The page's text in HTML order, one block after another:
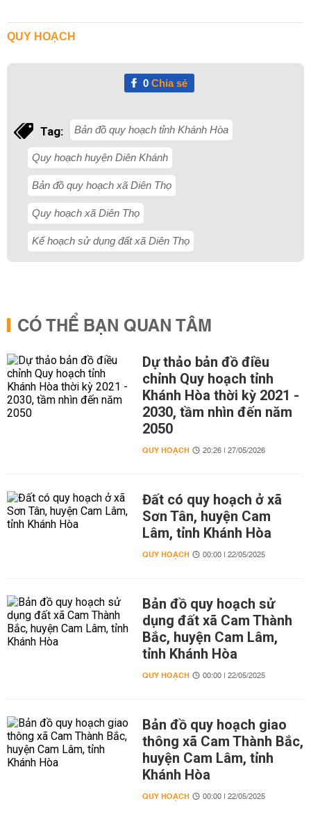
QUY HOẠCH
0Chia sẻ
Tag: Bản đồ quy hoạch tỉnh Khánh Hòa
Quy hoạch huyện Diên Khánh
Bản đồ quy hoạch xã Diên Thọ
Quy hoạch xã Diên Thọ
Kế hoạch sử dụng đất xã Diên Thọ
CÓ THỂ BẠN QUAN TÂM
Dự thảo bản đồ điều
chỉnh Quy hoạch tỉnh
Khánh Hòa thời kỳ 2021 -
2030, tầm nhìn đến năm
2050
QUY HOẠCH 20:26 | 27/05/2026
Đất có quy hoạch ở xã
Sơn Tân, huyện Cam
Lâm, tỉnh Khánh Hòa
QUY HOẠCH 00:00 | 22/05/2025
Bản đồ quy hoạch sử
dụng đất xã Cam Thành
Bắc, huyện Cam Lâm,
tỉnh Khánh Hòa
QUY HOẠCH 00:00 | 22/05/2025
Bản đồ quy hoạch giao
thông xã Cam Thành Bắc,
huyện Cam Lâm, tỉnh
Khánh Hòa
QUY HOẠCH 00:00 | 22/05/2025